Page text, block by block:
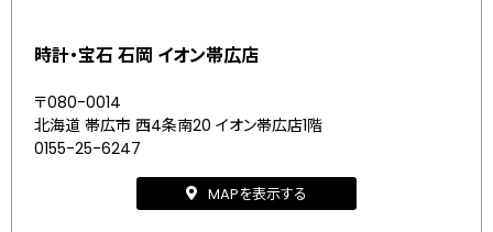
時計・宝石 石岡 イオン帯広店
〒080-0014
北海道 帯広市 西4条南20 イオン帯広店1階
0155-25-6247
MAPを表示する